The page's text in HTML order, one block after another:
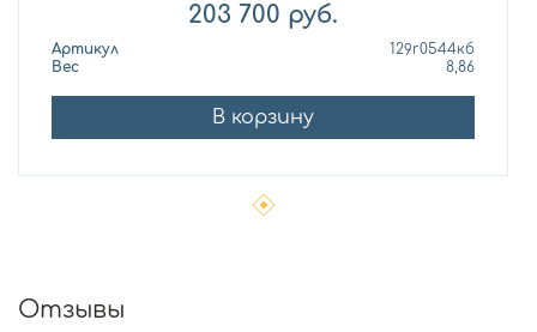
203 700 руб.
Артикул
129r0544кб
Вес
8,86
В корзину
Отзывы